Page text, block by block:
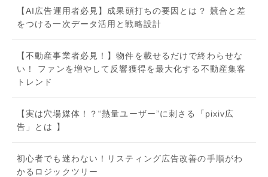
【AI広告運用者必見】成果頭打ちの要因とは？ 競合と差
をつける一次データ活用と戦略設計
【不動産事業者必見！】物件を載せるだけで終わらせな
い！ ファンを増やして反響獲得を最大化する不動産集客
トレンド
【実は穴場媒体！？“熱量ユーザー”に刺さる「pixiv広
告」とは 】
初心者でも迷わない！リスティング広告改善の手順がわ
かるロジックツリー